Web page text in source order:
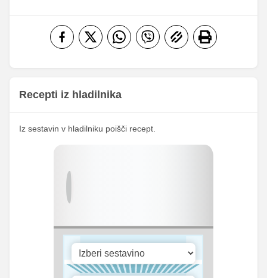
1.19 g 6 g 4.76 %
24 %
Folna kislina
0 g
0 g
mg
Kalij 1635 mg
576.64
iu
2912.75 iu
0 mg 0 mg
Recepti iz hladilnika
Iz sestavin v hladilniku poišči recept.